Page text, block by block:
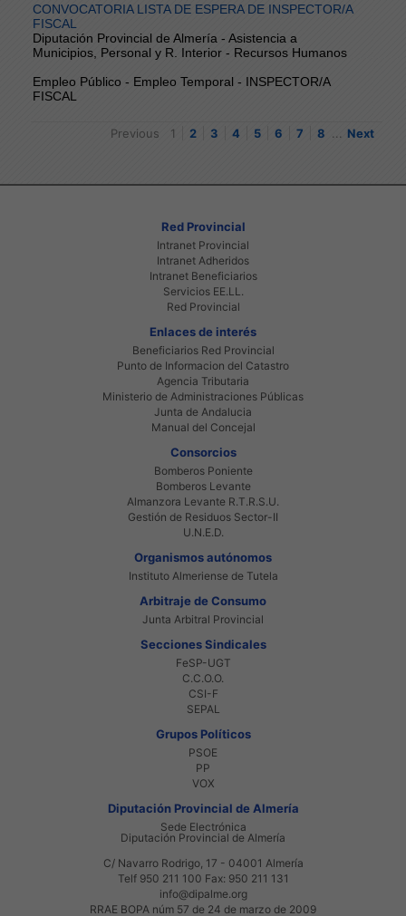
CONVOCATORIA LISTA DE ESPERA DE INSPECTOR/A
FISCAL
Diputación Provincial de Almería - Asistencia a
Municipios, Personal y R. Interior - Recursos Humanos
Empleo Público - Empleo Temporal - INSPECTOR/A
FISCAL
Previous 1 2 3 4 5 6 7 8 Next
Red Provincial
Intranet Provincial
Intranet Adheridos
Intranet Beneficiarios
Servicios EE.LL.
Red Provincial
Enlaces de interés
Beneficiarios Red Provincial
Punto de Informacion del Catastro
Agencia Tributaria
Ministerio de Administraciones Públicas
Junta de Andalucia
Manual del Concejal
Consorcios
Bomberos Poniente
Bomberos Levante
Almanzora Levante R.T.R.S.U.
Gestión de Residuos Sector-II
U.N.E.D.
Organismos autónomos
Instituto Almeriense de Tutela
Arbitraje de Consumo
Junta Arbitral Provincial
Secciones Sindicales
FeSP-UGT
C.C.O.O.
CSI-F
SEPAL
Grupos Políticos
PSOE
PP
VOX
Diputación Provincial de Almería
Sede Electrónica
Diputación Provincial de Almería
C/ Navarro Rodrigo, 17 - 04001 Almería
Telf 950 211 100 Fax: 950 211 131
info@dipalme.org
RRAE BOPA núm 57 de 24 de marzo de 2009